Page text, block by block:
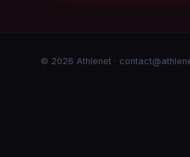
© 2026 Athlenet ·